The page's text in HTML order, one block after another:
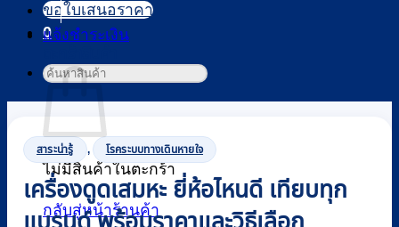
0
ไม่มีสินค้าในตะกร้า
กลับสู่หน้าร้านค้า
ขอใบเสนอราคา
แจ้งชำระเงิน
ค้นหา:
สาระน่ารู้ , โรคระบบทางเดินหายใจ
เครื่องดูดเสมหะ ยี่ห้อไหนดี เทียบทุก